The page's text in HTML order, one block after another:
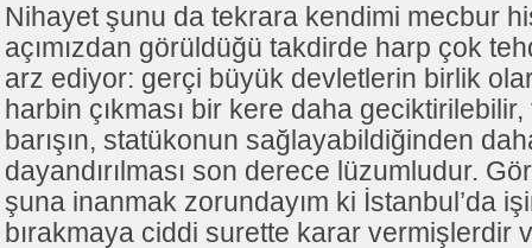
Nihayet şunu da tekrara kendimi mecbur
açımızdan görüldüğü takdirde harp çok
arz ediyor: gerçi büyük devletlerin birlik
harbin çıkması bir kere daha
barışın, statükonun sağlayabildiğinden
dayandırılması son derece lüzumludur.
şuna inanmak zorundayım ki İstanbul’da
bırakmaya ciddi surette karar vermişlerdir